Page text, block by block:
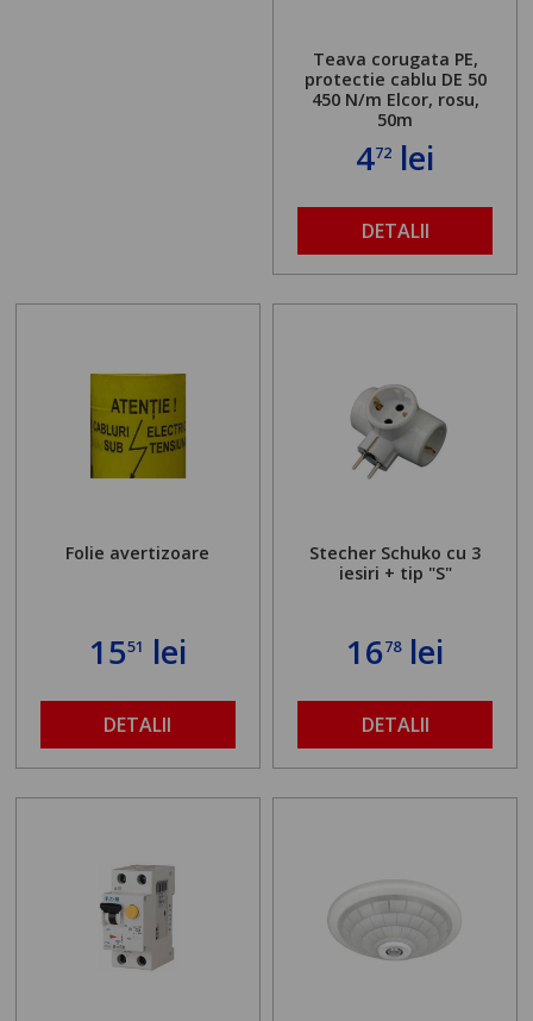
Teava corugata PE,
protectie cablu DE 50
450 N/m Elcor, rosu,
50m
472 lei
DETALII
Folie avertizoare
1551 lei
DETALII
Stecher Schuko cu 3
iesiri + tip "S"
1678lei
DETALII